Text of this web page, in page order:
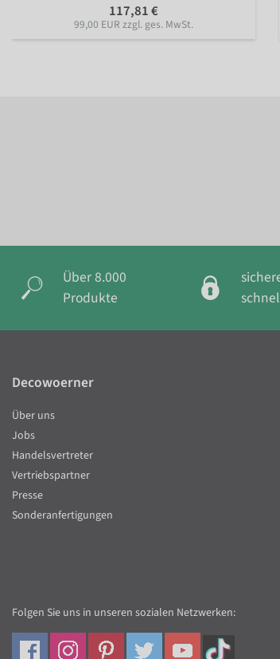
117,81 €
99,00 EUR zzgl. ges. MwSt.
Über 8.000
Produkte
Decowoerner
Über uns
Jobs
Handelsvertreter
Vertriebspartner
Presse
Sonderanfertigungen
Folgen Sie uns in unseren sozialen Netzwerken: